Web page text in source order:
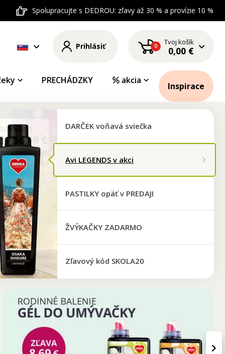
Spolupracujte s DEDROU: zľavy až 30 % a provízie 10 %
Prihlásiť 0 Tvoj košík
0,00 €
PRECHÁDZKY akcia
Inspirace
OPÄŤ V PREDAJI
PASTILKY v príchutiach
DARČEK voňavá sviečka
Avi LEGENDS v akci
PASTILKY opäť v PREDAJI
ŽVÝKAČKY ZADARMO
Zľavový kód SKOLA20
›